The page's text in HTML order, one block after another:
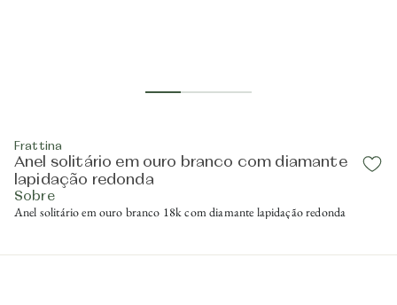
Frattina
Anel solitário em ouro branco com diamante
lapidação redonda
Sobre
Anel solitário em ouro branco 18k com diamante lapidação redonda